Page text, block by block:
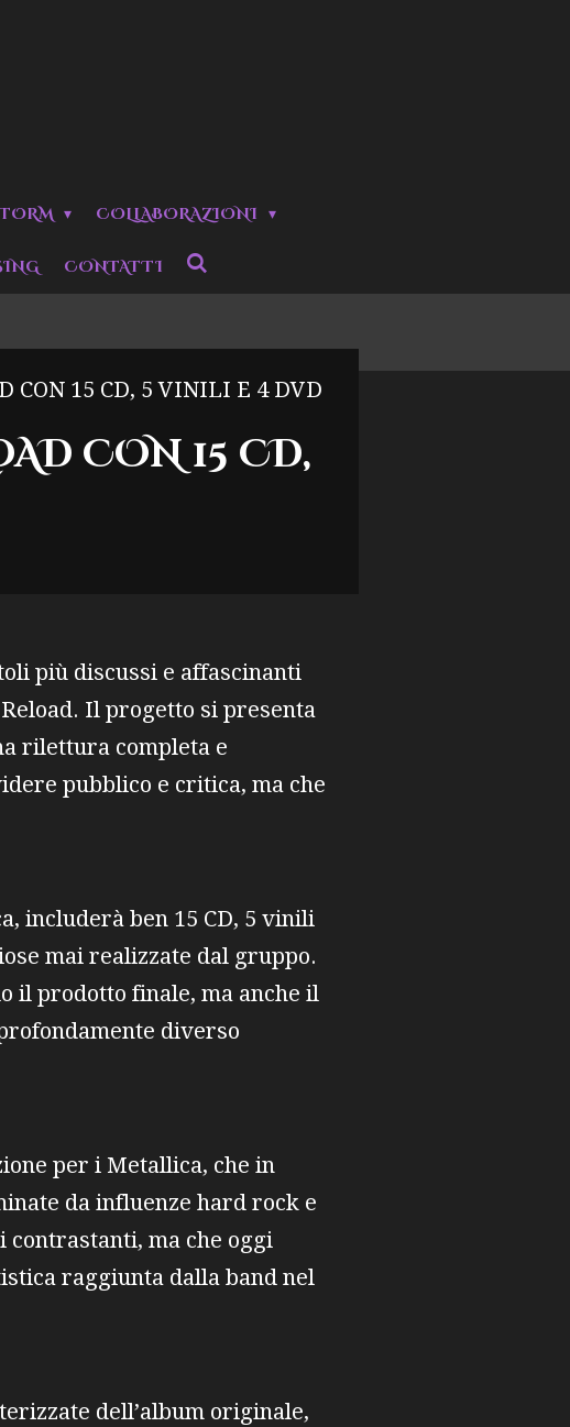
COLLABORAZIONI
CONTATTI
CON 15 CD, 5 VINILI E 4 DVD
CON 15 CD,
più discussi e affascinanti
Il progetto si presenta
rilettura completa e
pubblico e critica, ma che
includerà ben 15 CD, 5 vinili
mai realizzate dal gruppo.
il prodotto finale, ma anche il
diverso
per i Metallica, che in
da influenze hard rock e
contrastanti, ma che oggi
raggiunta dalla band nel
dell’album originale,